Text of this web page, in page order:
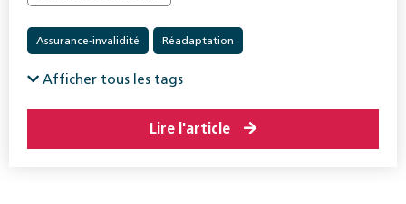
Assurance-invalidité Réadaptation
Afficher tous les tags
Lire l'article